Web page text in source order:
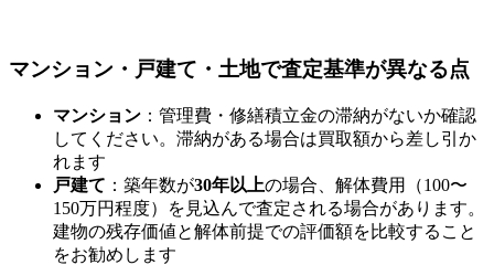
マンション・戸建て・土地で査定基準が異なる点
マンション ：管理費・修繕積立金の滞納がないか確認
してください。滞納がある場合は買取額から差し引か
れます
戸建て ：築年数が30年以上の場合、解体費用（100〜
150万円程度）を見込んで査定される場合があります。
建物の残存価値と解体前提での評価額を比較すること
をお勧めします